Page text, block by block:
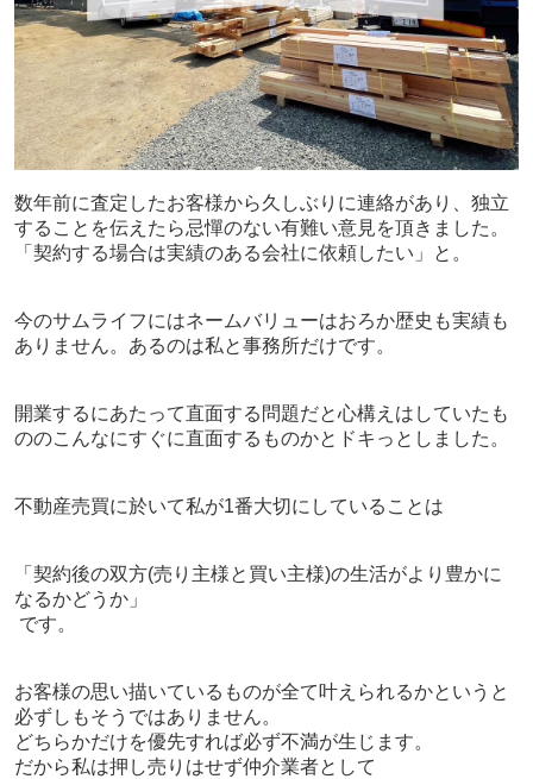
数年前に査定したお客様から久しぶりに連絡があり、独立
することを伝えたら忌憚のない有難い意見を頂きました。
「契約する場合は実績のある会社に依頼したい」と。
今のサムライフにはネームバリューはおろか歴史も実績も
ありません。あるのは私と事務所だけです。
開業するにあたって直面する問題だと心構えはしていたも
ののこんなにすぐに直面するものかとドキっとしました。
不動産売買に於いて私が1番大切にしていることは
「契約後の双方(売り主様と買い主様)の生活がより豊かに
なるかどうか」
です。
お客様の思い描いているものが全て叶えられるかというと
必ずしもそうではありません。
どちらかだけを優先すれば必ず不満が生じます。
だから私は押し売りはせず仲介業者として